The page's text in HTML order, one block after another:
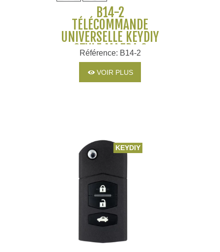
B14-2
TÉLÉCOMMANDE
UNIVERSELLE KEYDIY
STYLE MAZDA 2
BOUTONS
Référence: B14-2
VOIR PLUS
KEYDIY